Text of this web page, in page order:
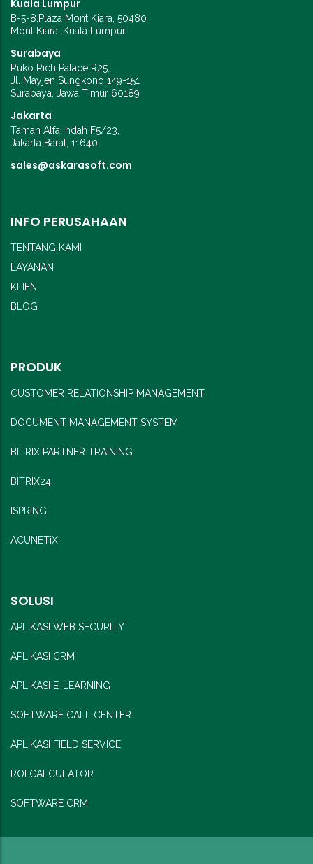
Kuala Lumpur
B-5-8,Plaza Mont Kiara, 50480
Mont Kiara, Kuala Lumpur
Surabaya
Ruko Rich Palace R25,
Jl. Mayjen Sungkono 149-151
Surabaya, Jawa Timur 60189
Jakarta
Taman Alfa Indah F5/23,
Jakarta Barat, 11640
sales@askarasoft.com
INFO PERUSAHAAN
TENTANG KAMI
LAYANAN
KLIEN
BLOG
PRODUK
CUSTOMER RELATIONSHIP MANAGEMENT
DOCUMENT MANAGEMENT SYSTEM
BITRIX PARTNER TRAINING
BITRIX24
ISPRING
ACUNETiX
SOLUSI
APLIKASI WEB SECURITY
APLIKASI CRM
APLIKASI E-LEARNING
SOFTWARE CALL CENTER
APLIKASI FIELD SERVICE
ROI CALCULATOR
SOFTWARE CRM